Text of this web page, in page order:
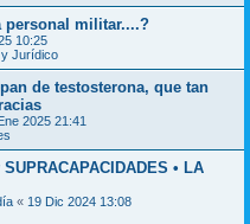
personal militar....?
10:25
y Jurídico
de testosterona, que tan
2025 21:41
• LA
« 19 Dic 2024 13:08